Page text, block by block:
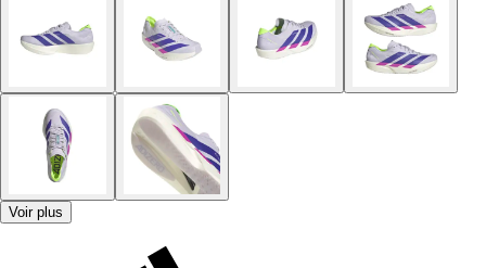
Voir plus